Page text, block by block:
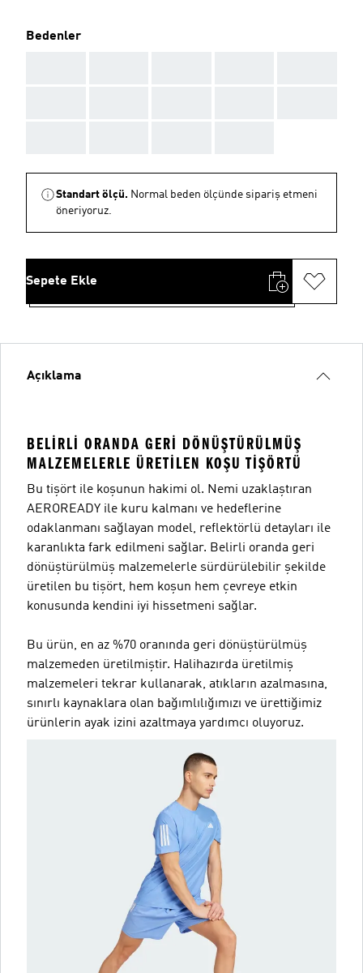
Bedenler
Standart ölçü. Normal beden ölçünde sipariş etmeni
öneriyoruz.
Sepete Ekle
Açıklama
BELIRLI ORANDA GERI DÖNÜŞTÜRÜLMÜŞ
MALZEMELERLE ÜRETILEN KOŞU TIŞÖRTÜ
Bu tişört ile koşunun hakimi ol. Nemi uzaklaştıran
AEROREADY ile kuru kalmanı ve hedeflerine
odaklanmanı sağlayan model, reflektörlü detayları ile
karanlıkta fark edilmeni sağlar. Belirli oranda geri
dönüştürülmüş malzemelerle sürdürülebilir şekilde
üretilen bu tişört, hem koşun hem çevreye etkin
konusunda kendini iyi hissetmeni sağlar.
Bu ürün, en az %70 oranında geri dönüştürülmüş
malzemeden üretilmiştir. Halihazırda üretilmiş
malzemeleri tekrar kullanarak, atıkların azalmasına,
sınırlı kaynaklara olan bağımlılığımızı ve ürettiğimiz
ürünlerin ayak izini azaltmaya yardımcı oluyoruz.